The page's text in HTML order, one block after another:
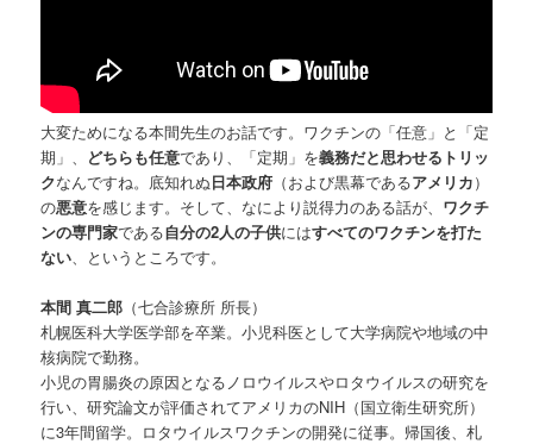
大変ためになる本間先生のお話です。ワクチンの「任意」と「定
期」、
どちらも任意であり、「定期」を義務だと思わせるトリッ
クなんですね。底知れぬ日本政府 （および黒幕であるアメリカ）
の悪意を感じます。そして、なにより説得力のある話が、 ワクチ
ンの専門家である自分の2人の子供にはすべてのワクチンを打た
ない 、というところです。
本間 真二郎 （七合診療所 所長）
札幌医科大学医学部を卒業。小児科医として大学病院や地域の中
核病院で勤務。
小児の胃腸炎の原因となるノロウイルスやロタウイルスの研究を
行い、研究論文が評価されてアメリカのNIH（国立衛生研究所）
に3年間留学。ロタウイルスワクチンの開発に従事。帰国後、札